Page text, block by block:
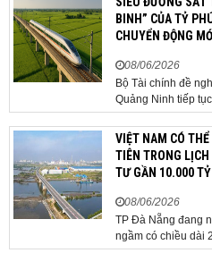
địa bàn thôn Nhuệ
BINH” CỦA TỶ
CHUYỂN ĐỘNG
08/06/2026
Bộ Tài chính đề
Quảng Ninh tiếp
thực hiện công tác
tuyến đi qua địa
triển khai. Bộ Tài
VIỆT NAM CÓ
TIÊN TRONG
TƯ GẦN 10.000 TỶ
08/06/2026
TP Đà Nẵng đang
ngầm có chiều dài